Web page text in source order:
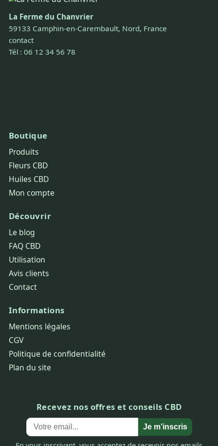
La Ferme du Chanvrier
59133 Camphin-en-Carembault, Nord, France
contact
Tél : 06 12 34 56 78
Boutique
Produits
Fleurs CBD
Huiles CBD
Mon compte
Découvrir
Le blog
FAQ CBD
Utilisation
Avis clients
Contact
Informations
Mentions légales
CGV
Politique de confidentialité
Plan du site
Recevez nos offres et conseils CBD
Je m’inscris